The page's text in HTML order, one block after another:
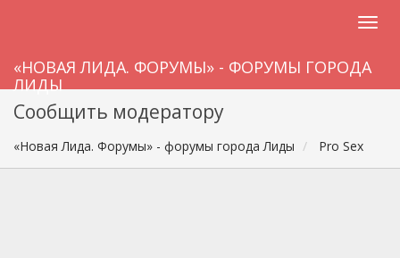
«НОВАЯ ЛИДА. ФОРУМЫ» - ФОРУМЫ ГОРОДА
ЛИДЫ
Сообщить модератору
«Новая Лида. Форумы» - форумы города Лиды Pro Sex